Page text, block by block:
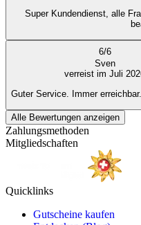
Super Kundendienst, alle
6/6
Sven
verreist im Juli
Guter Service. Immer
Alle Bewertungen anzeigen
Zahlungsmethoden
Mitgliedschaften
Quicklinks
Gutscheine kaufen